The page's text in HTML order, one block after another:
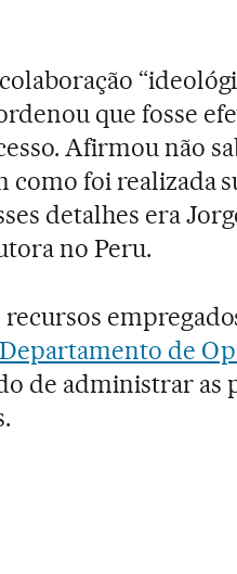
que fosse
Afirmou não
foi realizada
detalhes era
no Peru.
Departamento de
de administrar as